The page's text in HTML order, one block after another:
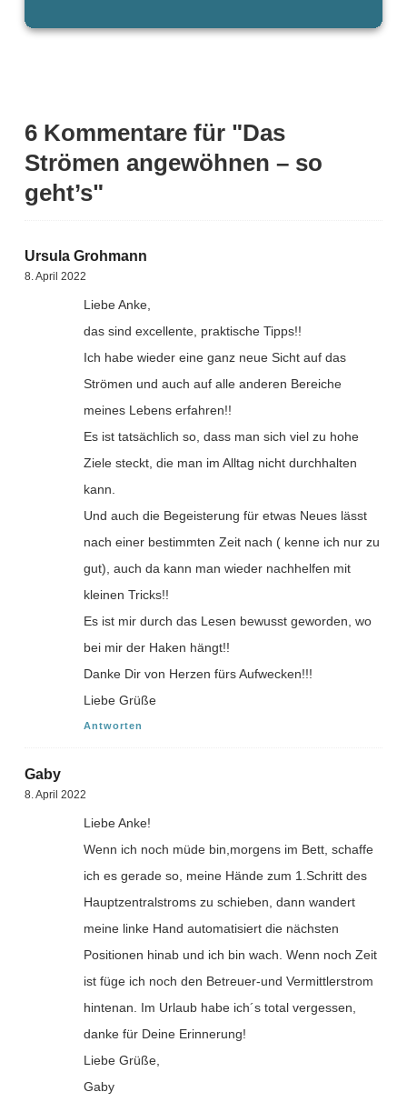
6 Kommentare für "Das
Strömen angewöhnen – so
geht’s"
Ursula Grohmann
8. April 2022
Liebe Anke,
das sind excellente, praktische Tipps!!
Ich habe wieder eine ganz neue Sicht auf das
Strömen und auch auf alle anderen Bereiche
meines Lebens erfahren!!
Es ist tatsächlich so, dass man sich viel zu hohe
Ziele steckt, die man im Alltag nicht durchhalten
kann.
Und auch die Begeisterung für etwas Neues lässt
nach einer bestimmten Zeit nach ( kenne ich nur zu
gut), auch da kann man wieder nachhelfen mit
kleinen Tricks!!
Es ist mir durch das Lesen bewusst geworden, wo
bei mir der Haken hängt!!
Danke Dir von Herzen fürs Aufwecken!!!
Liebe Grüße
Antworten
Gaby
8. April 2022
Liebe Anke!
Wenn ich noch müde bin,morgens im Bett, schaffe
ich es gerade so, meine Hände zum 1.Schritt des
Hauptzentralstroms zu schieben, dann wandert
meine linke Hand automatisiert die nächsten
Positionen hinab und ich bin wach. Wenn noch Zeit
ist füge ich noch den Betreuer-und Vermittlerstrom
hintenan. Im Urlaub habe ich´s total vergessen,
danke für Deine Erinnerung!
Liebe Grüße,
Gaby